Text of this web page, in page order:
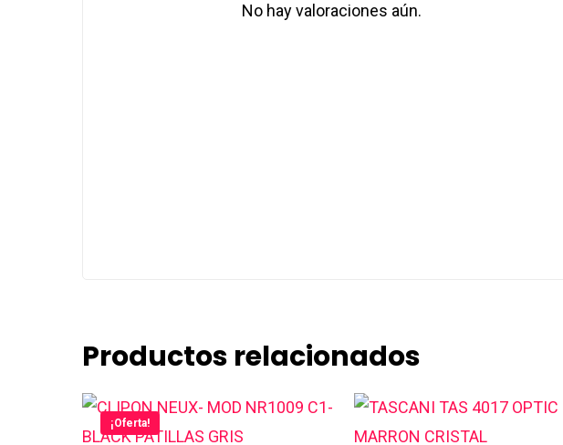
No hay valoraciones aún.
Productos relacionados
¡Oferta!